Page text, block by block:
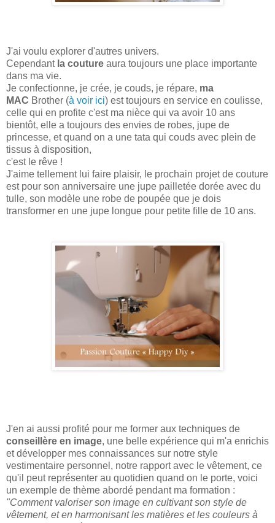
J'ai voulu explorer d'autres univers.
Cependant la couture aura toujours une place importante
dans ma vie.
Je confectionne, je crée, je couds, je répare, ma
MAC Brother (à voir ici) est toujours en service en coulisse,
celle qui en profite c'est ma nièce qui va avoir 10 ans
bientôt, elle a toujours des envies de robes, jupe de
princesse, et quand on a une tata qui couds avec plein de
tissus à disposition,
c'est le rêve !
J'aime tellement lui faire plaisir, le prochain projet de couture
est pour son anniversaire une jupe pailletée dorée avec du
tulle, son modèle une robe de poupée que je dois
transformer en une jupe longue pour petite fille de 10 ans.
J'en ai aussi profité pour me former aux techniques de
conseillère en image, une belle expérience qui m'a enrichis
et développer mes connaissances sur notre style
vestimentaire personnel, notre rapport avec le vêtement, ce
qu'il peut représenter au quotidien quand on le porte, voici
un exemple de thème abordé pendant ma formation :
"Comment valoriser son image en cultivant son style de
vêtement, et en harmonisant les matières et les couleurs à